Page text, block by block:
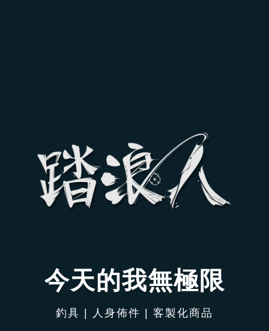
今天的我無極限
釣具 | 人身佈件 | 客製化商品